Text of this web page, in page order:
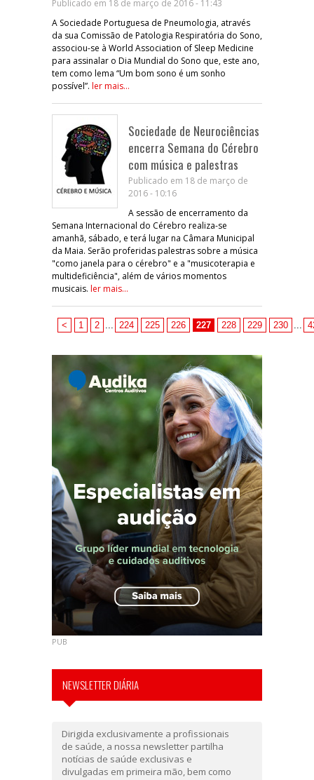
Publicado em 18 de março de 2016 - 11:43
A Sociedade Portuguesa de Pneumologia, através
da sua Comissão de Patologia Respiratória do Sono,
associou-se à World Association of Sleep Medicine
para assinalar o Dia Mundial do Sono que, este ano,
tem como lema “Um bom sono é um sonho
possível”. ler mais...
Sociedade de Neurociências
encerra Semana do Cérebro
com música e palestras
Publicado em 18 de março de
2016 - 10:16
A sessão de encerramento da
Semana Internacional do Cérebro realiza-se
amanhã, sábado, e terá lugar na Câmara Municipal
da Maia. Serão proferidas palestras sobre a música
"como janela para o cérebro" e a "musicoterapia e
multideficiência", além de vários momentos
musicais. ler mais...
< 1 2 224 225 226 227 228 229 230
PUB
NEWSLETTER DIÁRIA
Dirigida exclusivamente a profissionais
de saúde, a nossa newsletter partilha
notícias de saúde exclusivas e
divulgadas em primeira mão, bem como